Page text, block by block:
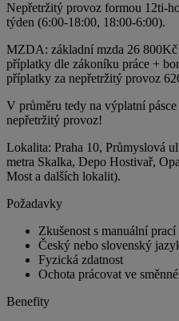
Nepřetržitý provoz formou 12ti-
týden (6:00-18:00, 18:00-6:00).
MZDA: základní mzda 26
příplatky dle zákoníku práce +
příplatky za nepřetržitý provoz
V průměru tedy na výplatní
nepřetržitý provoz!
Lokalita: Praha 10, Průmyslová
metra Skalka, Depo Hostivař,
Most a dalších lokalit).
Požadavky
Zkušenost s manuální
Český nebo slovenský
Fyzická zdatnost
Ochota prácovat ve
Benefity